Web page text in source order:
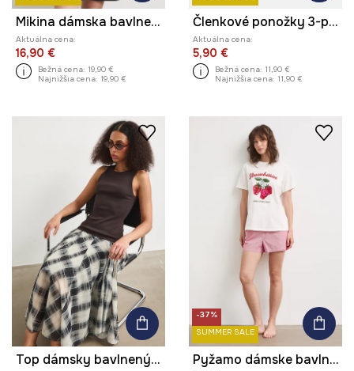
Mikina dámska bavlnená s efektom prania
Aktuálna cena:
16,90 €
Bežná cena: 19,90 €
Najnižšia cena: 19,90 €
Členkové ponožky 3-pak dámske
Aktuálna cena:
5,90 €
Bežná cena: 11,90 €
Najnižšia cena: 11,90 €
Top dámsky bavlnený s elastanom s pruhmi
-37%
SUMMER SALE
Pyžamo dámske bavlnené s elastanom s potlačou